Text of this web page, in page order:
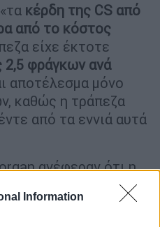
Information
κέρδη της CS από
από το κόστος
είχε έκτοτε
2,5 φράγκων ανά
αποτέλεσμα μόνο
καθώς η τράπεζα
από τα εννιά αυτά
ανέφεραν ότι η
UBS είναι το